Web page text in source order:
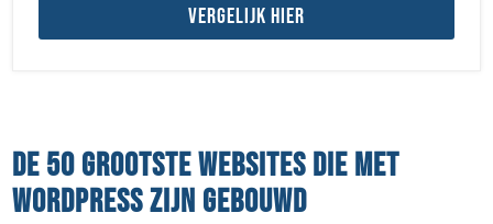
Vergelijk hier
DE 50 GROOTSTE WEBSITES DIE MET
WORDPRESS ZIJN GEBOUWD